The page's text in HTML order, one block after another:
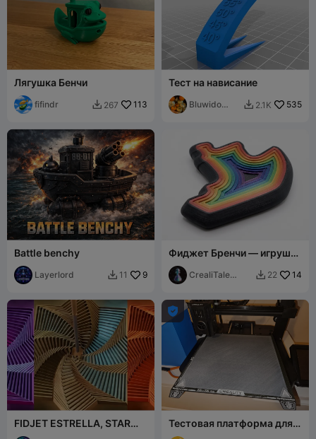
Лягушка Бенчи
fifindr  267 113
Тест на нависание
Bluwido
 2.1K 535
Battle benchy
Layerlord  11 9
Фиджет Бренчи — игрушка
для снятия стресса
CrealiTale
 22 14
FIDJET ESTRELLA, STAR
FIDJET, SPINNERS, EASY

Тестовая платформа для
Z-слоя Ender-3 V3 KE